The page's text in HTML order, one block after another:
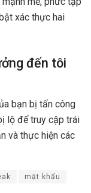
xác thực hai
đến tôi
bạn bị tấn công
lộ để truy cập trái
và thực hiện các
mật khẩu